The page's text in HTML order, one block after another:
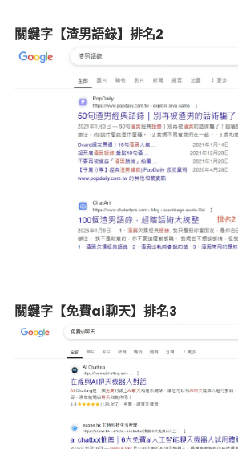
關鍵字【渣男語錄】排名2
關鍵字【免費ai聊天】排名3